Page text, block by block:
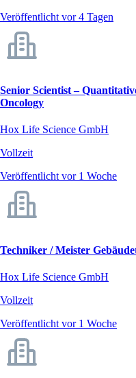
Veröffentlicht vor 4 Tagen
Senior Scientist –
Oncology
Hox Life Science GmbH
Vollzeit
Veröffentlicht vor 1 Woche
Techniker / Meister
Hox Life Science GmbH
Vollzeit
Veröffentlicht vor 1 Woche